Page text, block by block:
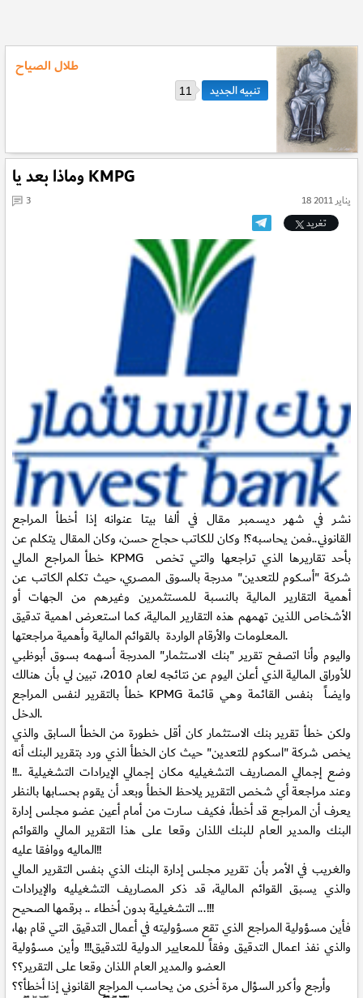
طلال الصياح
11
وماذا بعد يا KMPG
18 يناير 2011
3
تغريد
نشر في شهر ديسمبر مقال في ألفا بيتا عنوانهإذا أخطأ المراجع
القانوني..فمن يحاسبه؟! وكان للكاتب حجاج حسن، وكان المقال يتكلم عن
خطأ المراجع المالي KPMG بأحد تقاريرها الذي تراجعها والتي تخص
شركة "أسكوم للتعدين" مدرجة بالسوق المصري، حيث تكلم الكاتب عن
أهمية التقارير المالية بالنسبة للمستثمرين وغيرهم من الجهات أو
الأشخاص اللذين تهمهم هذه التقارير المالية، كما استعرض اهمية تدقيق
المعلومات والأرقام الواردة بالقوائم المالية وأهمية مراجعتها.
واليوم وأنا اتصفح تقرير "بنك الاستثمار" المدرجة أسهمه بسوق أبوظبي
للأوراق المالية الذي أعلن اليوم عن نتائجه لعام 2010، تبين لي بأن هنالك
خطأ بالتقرير لنفس المراجع KPMG وايضاً بنفس القائمة وهي قائمة
الدخل.
ولكن خطأ تقرير بنك الاستثمار كان أقل خطورة من الخطأ السابق والذي
يخص شركة "اسكوم للتعدين" حيث كان الخطأ الذي ورد بتقرير البنك أنه
وضع إجمالي المصاريف التشغيليه مكان إجمالي الإيرادات التشغيلية ..!!
وعند مراجعة أي شخص التقرير يلاحظ الخطأ وبعد أن يقوم بحسابها بالنظر
يعرف أن المراجع قد أخطأ، فكيف سارت من أمام أعين عضو مجلس إدارة
البنك والمدير العام للبنك اللذان وقعا على هذا التقرير المالي والقوائم
الماليه ووافقا عليه!!
والغريب في الأمر بأن تقرير مجلس إدارة البنك الذي بنفس التقرير المالي
والذي يسبق القوائم المالية، قد ذكر المصاريف التشغيليه والإيرادات
التشغيلية بدون أخطاء .. برقمها الصحيح ...!!!
فأين مسؤولية المراجع الذي تقع مسؤوليته في أعمال التدقيق التي قام بها،
والذي نفذ اعمال التدقيق وفقاً للمعايير الدولية للتدقيق!!! وأين مسؤولية
العضو والمدير العام اللذان وقعا على التقرير؟؟
وأرجع وأكرر السؤال مرة أخرى من يحاسب المراجع القانوني إذا أخطأ؟؟